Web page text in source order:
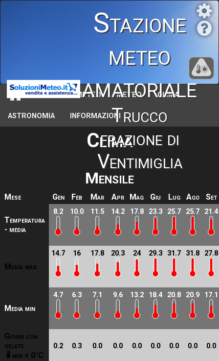
Stazione
meteo
amatoriale
Trucco
frazione di
Ventimiglia
STAZIONE METEO METEO CLIMA
ASTRONOMIA INFORMAZIONI
Clima
Mensile
Mese Gen Feb Mar Apr Mag Giu Lug Ago Set
Temperatura
- media
8.2 10.0 11.5 14.2 17.8 23.3 25.7 25.7 21.4
Media max
14.7 16 17.8 20.3 24 29.3 31.7 31.8 27.8
Media min
4.7 6.3 7.1 9.6 13.2 18.4 20.8 20.9 17.1
Giorni con
gelate
min < 0°C
0.2 0.3 0.0 0.0 0.0 0.0 0.0 0.0 0.0